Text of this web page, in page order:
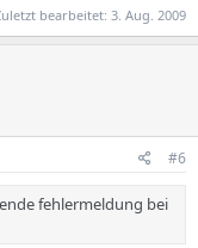
bearbeitet: 3. Aug. 2009
#6
fehlermeldung bei